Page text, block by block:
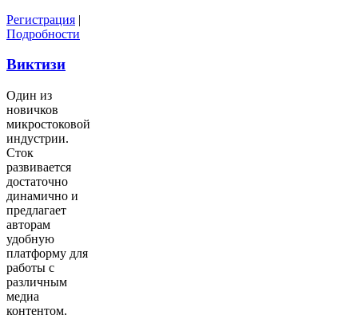
Регистрация |
Подробности
Виктизи
Один из
новичков
микростоковой
индустрии.
Сток
развивается
достаточно
динамично и
предлагает
авторам
удобную
платформу для
работы с
различным
медиа
контентом.